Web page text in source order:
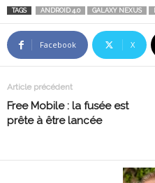
TAGS ANDROID 4.0 GALAXY NEXUS
Facebook X
Article précédent
Free Mobile : la fusée est
prête à être lancée